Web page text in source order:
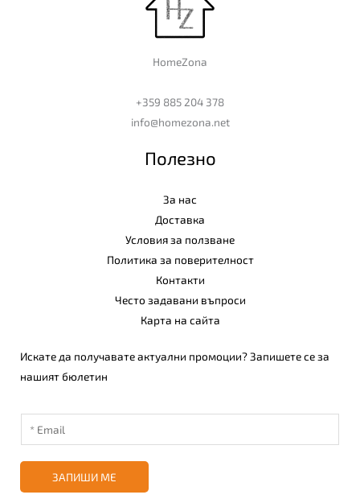
HomeZona
+359 885 204 378
info@homezona.net
Полезно
За нас
Доставка
Условия за ползване
Политика за поверителност
Контакти
Често задавани въпроси
Карта на сайта
Искате да получавате актуални промоции? Запишете се за
нашият бюлетин
ЗАПИШИ МЕ